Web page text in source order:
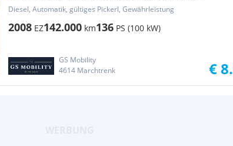
Diesel, Automatik, gültiges Pickerl, Gewährleistung
2008 EZ142.000 km136 PS (100 kW)
GS Mobility
4614 Marchtrenk
€